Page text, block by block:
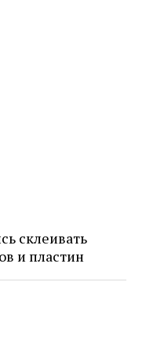
склеивать
и пластин